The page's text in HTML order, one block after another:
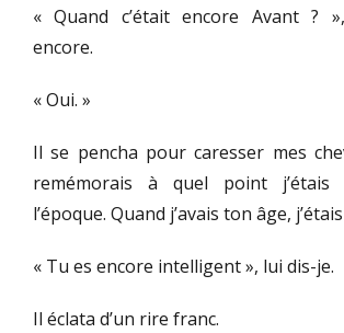
« Quand c’était encore Avant ?
encore.
« Oui. »
Il se pencha pour caresser mes
remémorais à quel point j’étais
l’époque. Quand j’avais ton âge,
« Tu es encore intelligent », lui dis-je.
Il éclata d’un rire franc.